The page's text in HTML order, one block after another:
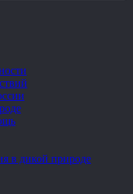
в дикой природе